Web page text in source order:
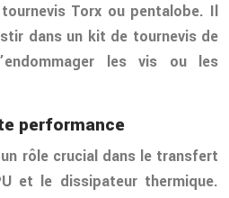
Torx ou pentalobe. Il
dans un kit de tournevis de
les vis ou les
performance
rôle crucial dans le transfert
et le dissipateur thermique.